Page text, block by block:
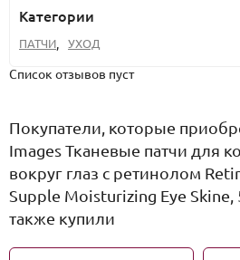
Категории
ПАТЧИ, УХОД
Список отзывов пуст
Покупатели, которые
Images Тканевые патчи для
вокруг глаз с ретинолом
Supple Moisturizing Eye Skine,
также купили